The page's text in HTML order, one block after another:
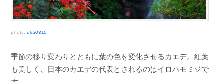
photo: uka0310
季節の移り変わりとともに葉の色を変化させるカエデ。紅葉
も美しく、日本のカエデの代表とされるのはイロハモミジで